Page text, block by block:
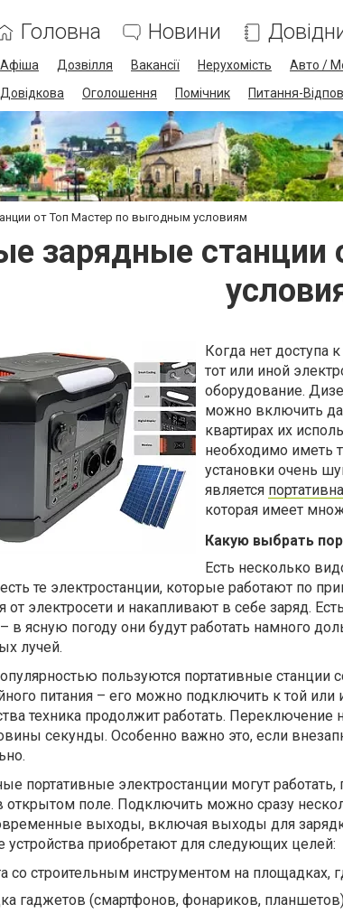
Головна Новини
Афіша Дозвілля Вакансії Нерухомість Авто /
Довідкова
Оголошення Помічник Питання-
от Топ Мастер по выгодным условиям
зарядные
Когда нет доступа
тот или иной
оборудование.
можно включить
квартирах их
необходимо иметь
установки очень
является
которая имеет
Какую выбрать
Есть несколько
те электростанции, которые работают по
от электросети и накапливают в себе заряд.
в ясную погоду они будут работать намного
лучей.
пользуются портативные станции
питания – его можно подключить к той
техника продолжит работать. Переключение
секунды. Особенно важно это, если
портативные электростанции могут работать,
открытом поле. Подключить можно сразу
выходы, включая выходы для
устройства приобретают для следующих целей:
со строительным инструментом на площадках,
гаджетов (смартфонов, фонариков,